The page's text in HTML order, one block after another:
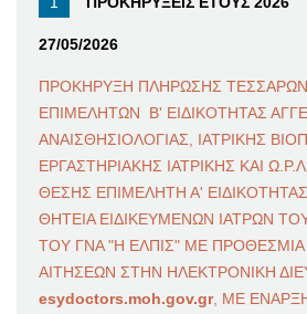
27/05/2026
ΠΡΟΚΗΡΥΞΗ ΠΛΗΡΩΣΗΣ
ΕΠΙΜΕΛΗΤΩΝ Β' ΕΙΔΙΚΟΤΗΤΑΣ
ΑΝΑΙΣΘΗΣΙΟΛΟΓΙΑΣ, ΙΑΤΡΙΚΗΣ
ΕΡΓΑΣΤΗΡΙΑΚΗΣ ΙΑΤΡΙΚΗΣ ΚΑΙ
ΘΕΣΗΣ ΕΠΙΜΕΛΗΤΗ Α'
ΘΗΤΕΙΑ ΕΙΔΙΚΕΥΜΕΝΩΝ ΙΑΤΡΩΝ
ΤΟΥ ΓΝΑ "Η ΕΛΠΙΣ" ΜΕ
ΑΙΤΗΣΕΩΝ ΣΤΗΝ ΗΛΕΚΤΡΟΝΙΚΗ
esydoctors.moh.gov.gr, ΜΕ